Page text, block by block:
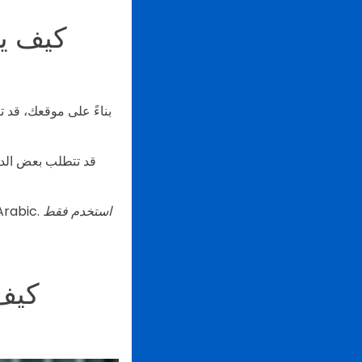
كيف
بناءً على موقعك، قد
قد تتطلب بعض
استخدم فقط